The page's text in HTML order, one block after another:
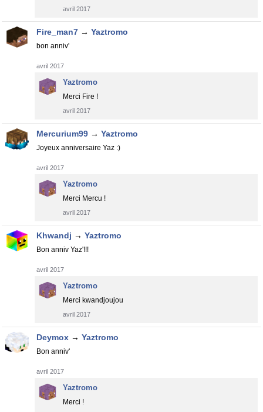
avril 2017
Fire_man7 → Yaztromo
bon anniv'
avril 2017
Yaztromo
Merci Fire !
avril 2017
Mercurium99 → Yaztromo
Joyeux anniversaire Yaz :)
avril 2017
Yaztromo
Merci Mercu !
avril 2017
Khwandj → Yaztromo
Bon anniv Yaz'!!!
avril 2017
Yaztromo
Merci kwandjoujou
avril 2017
Deymox → Yaztromo
Bon anniv'
avril 2017
Yaztromo
Merci !